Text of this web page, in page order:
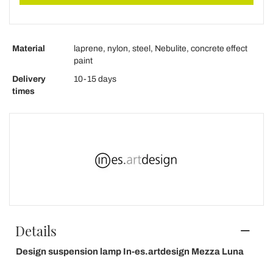
Material
laprene, nylon, steel, Nebulite, concrete effect
paint
Delivery
times
10-15 days
Details
Design suspension lamp In-es.artdesign Mezza Luna